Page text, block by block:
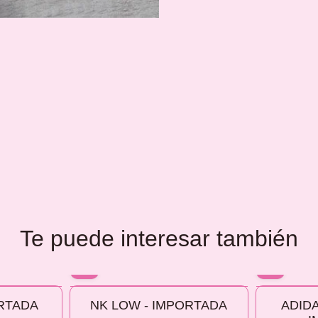
Te puede interesar también
COMPRANDO 2 O MÁS
NK LOW - IMPORTADA